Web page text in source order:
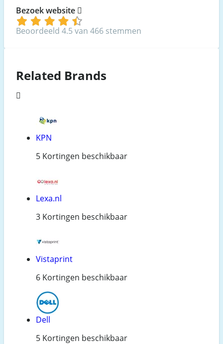
Bezoek website
Beoordeeld 4.5 van 466 stemmen
Related Brands
KPN
5 Kortingen beschikbaar
Lexa.nl
3 Kortingen beschikbaar
Vistaprint
6 Kortingen beschikbaar
Dell
5 Kortingen beschikbaar